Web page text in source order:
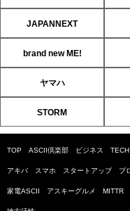
JAPANNEXT
brand new ME!
ヤマハ
STORM
TOP ASCII倶楽部 ビジネス TECH
アキバ スマホ スタートアップ プ
家電ASCII アスキーグルメ MITTR